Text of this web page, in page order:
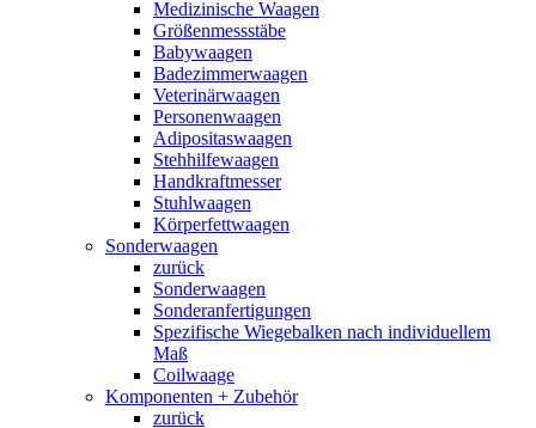
Medizinische Waagen
Größenmessstäbe
Babywaagen
Badezimmerwaagen
Veterinärwaagen
Personenwaagen
Adipositaswaagen
Stehhilfewaagen
Handkraftmesser
Stuhlwaagen
Körperfettwaagen
Sonderwaagen
zurück
Sonderwaagen
Sonderanfertigungen
Spezifische Wiegebalken nach individuellem
Maß
Coilwaage
Komponenten + Zubehör
zurück